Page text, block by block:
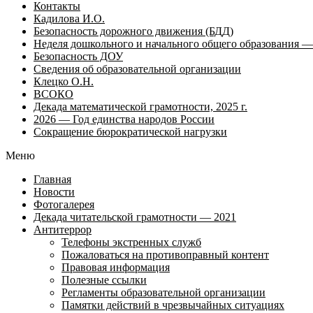
Контакты
Кадилова И.О.
Безопасность дорожного движения (БДД)
Неделя дошкольного и начального общего образования —
Безопасность ДОУ
Сведения об образовательной организации
Клецко О.Н.
ВСОКО
Декада математической грамотности, 2025 г.
2026 — Год единства народов России
Сокращение бюрократической нагрузки
Меню
Главная
Новости
Фотогалерея
Декада читательской грамотности — 2021
Антитеррор
Телефоны экстренных служб
Пожаловаться на противоправный контент
Правовая информация
Полезные ссылки
Регламенты образовательной организации
Памятки действий в чрезвычайных ситуациях